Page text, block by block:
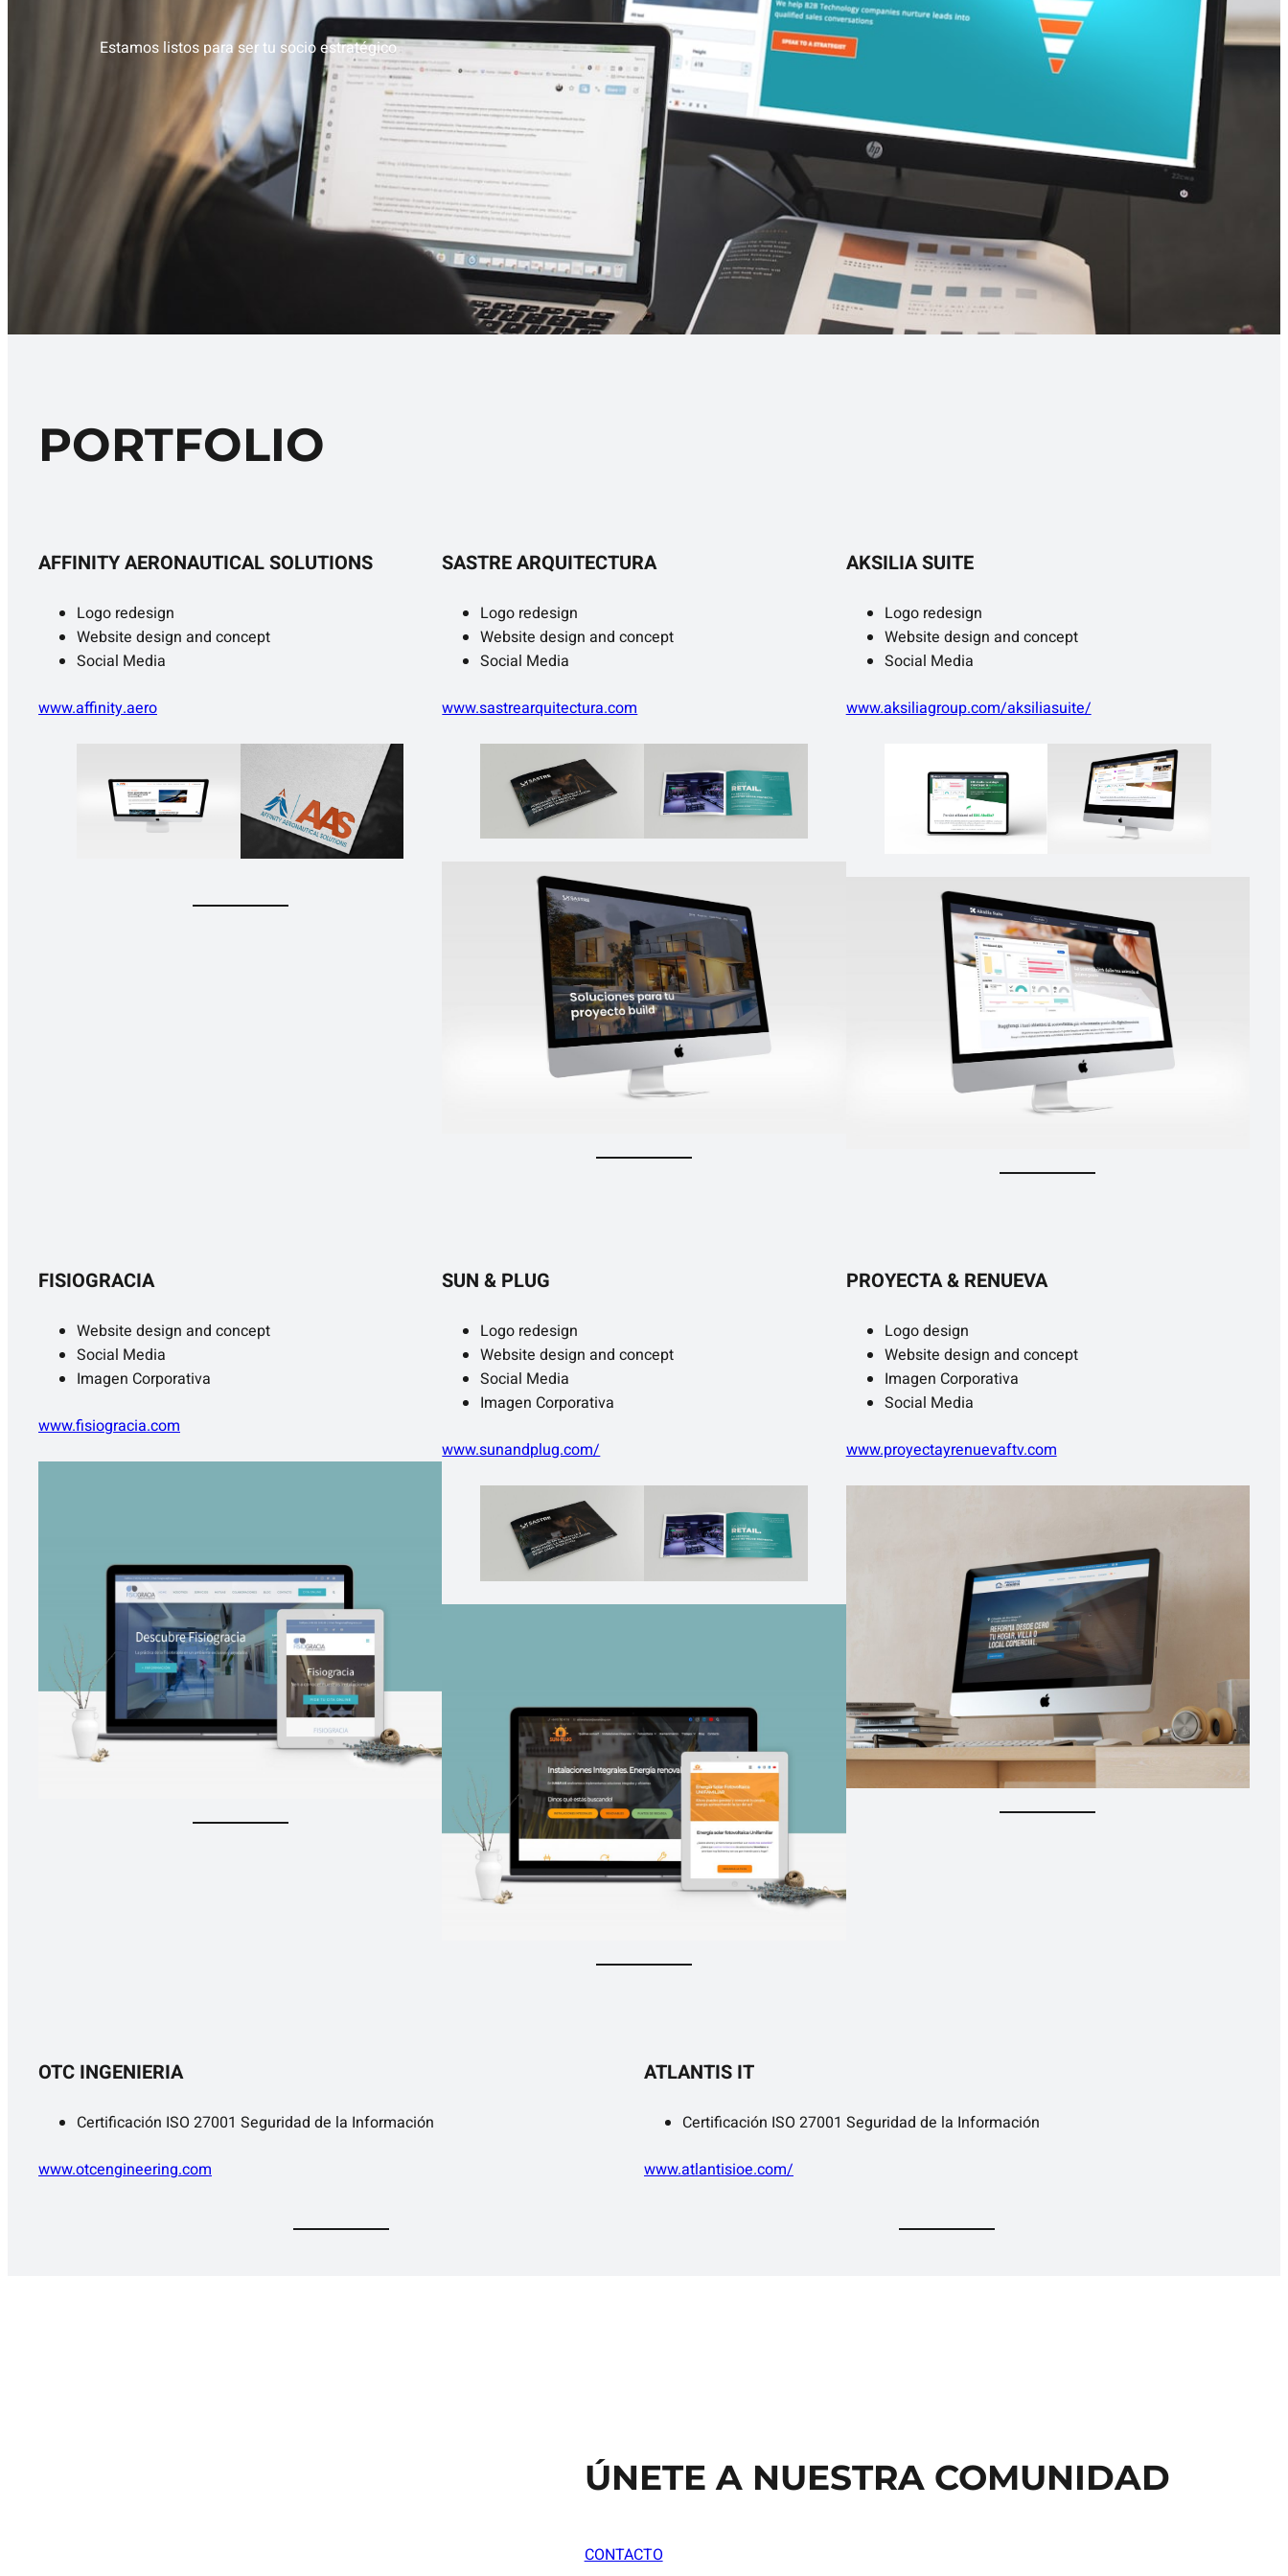
Estamos listos para ser tu socio estratégico
PORTFOLIO
AFFINITY AERONAUTICAL SOLUTIONS
Logo redesign
Website design and concept
Social Media
www.affinity.aero
SASTRE ARQUITECTURA
Logo redesign
Website design and concept
Social Media
www.sastrearquitectura.com
AKSILIA SUITE
Logo redesign
Website design and concept
Social Media
www.aksiliagroup.com/aksiliasuite/
FISIOGRACIA
Website design and concept
Social Media
Imagen Corporativa
www.fisiogracia.com
SUN & PLUG
Logo redesign
Website design and concept
Social Media
Imagen Corporativa
www.sunandplug.com/
PROYECTA & RENUEVA
Logo design
Website design and concept
Imagen Corporativa
Social Media
www.proyectayrenuevaftv.com
OTC INGENIERIA
Certificación ISO 27001 Seguridad de la Información
www.otcengineering.com
ATLANTIS IT
Certificación ISO 27001 Seguridad de la Información
www.atlantisioe.com/
ÚNETE A NUESTRA COMUNIDAD
CONTACTO